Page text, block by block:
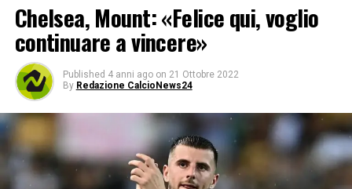
Chelsea, Mount: «Felice qui, voglio
continuare a vincere»
Published 4 anni ago on 21 Ottobre 2022
By Redazione CalcioNews24